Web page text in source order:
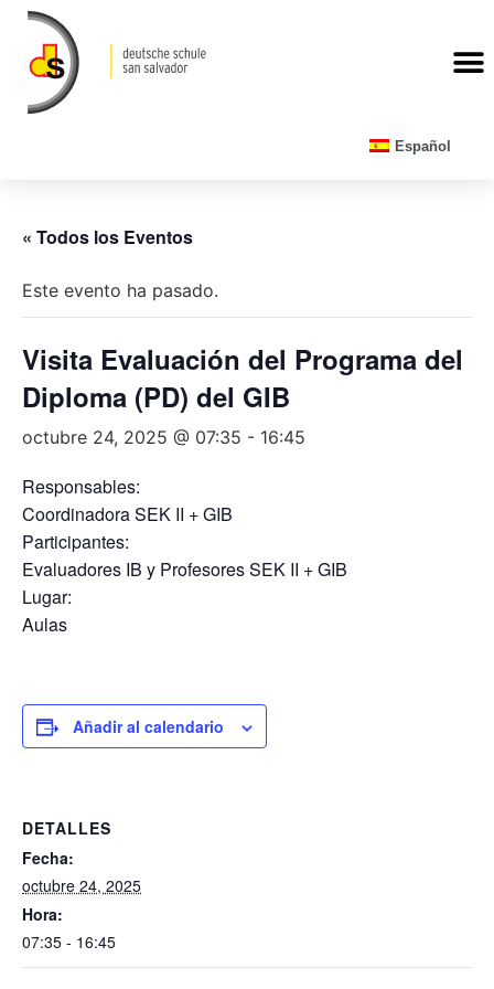
Español
« Todos los Eventos
Este evento ha pasado.
Visita Evaluación del Programa del
Diploma (PD) del GIB
octubre 24, 2025 @ 07:35 - 16:45
Responsables:
Coordinadora SEK II + GIB
Participantes:
Evaluadores IB y Profesores SEK II + GIB
Lugar:
Aulas
Añadir al calendario
DETALLES
Fecha:
octubre 24, 2025
Hora:
07:35 - 16:45